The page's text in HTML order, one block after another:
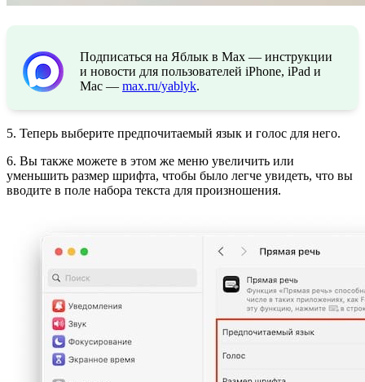
Подписаться на Яблык в Max — инструкции
и новости для пользователей iPhone, iPad и
Mac — max.ru/yablyk.
5. Теперь выберите предпочитаемый язык и голос для него.
6. Вы также можете в этом же меню увеличить или
уменьшить размер шрифта, чтобы было легче увидеть, что вы
вводите в поле набора текста для произношения.